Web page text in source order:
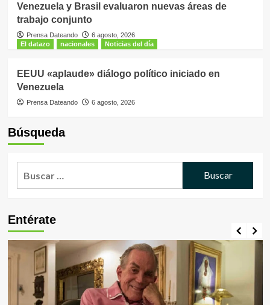
Venezuela y Brasil evaluaron nuevas áreas de
trabajo conjunto
Prensa Dateando
6 agosto, 2026
El datazo
nacionales Noticias del día
EEUU «aplaude» diálogo político iniciado en
Venezuela
Prensa Dateando 6 agosto, 2026
Búsqueda
Entérate